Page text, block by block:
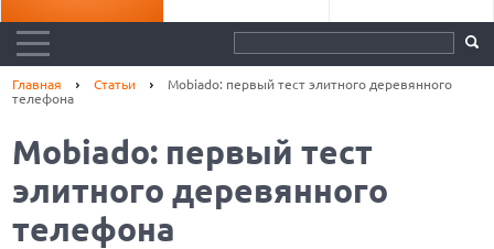
Главная Статьи
Mobiado: первый тест элитного деревянного
телефона
Mobiado: первый тест
элитного деревянного
телефона